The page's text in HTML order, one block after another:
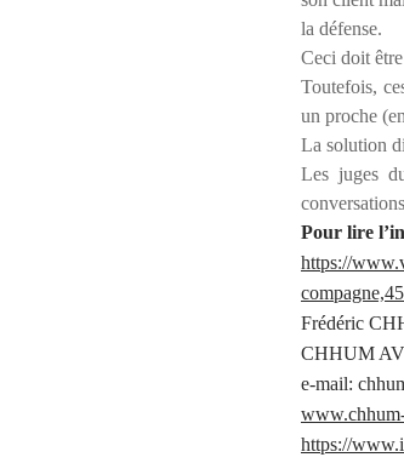
la défense.
Ceci doit
Toutefois,
un proche
La solution
Les juges
Pour lire
https://
Frédéric
CHHUM
e-mail:
https://